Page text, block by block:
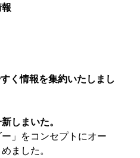
く情報を集約いたしまし
しまいた。
」をコンセプトにオー
ました。